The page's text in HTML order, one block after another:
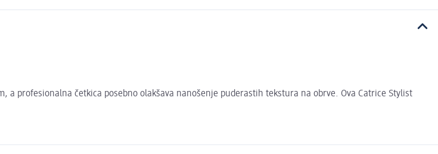
profesionalna četkica posebno olakšava nanošenje puderastih tekstura na obrve. Ova Catrice Stylist